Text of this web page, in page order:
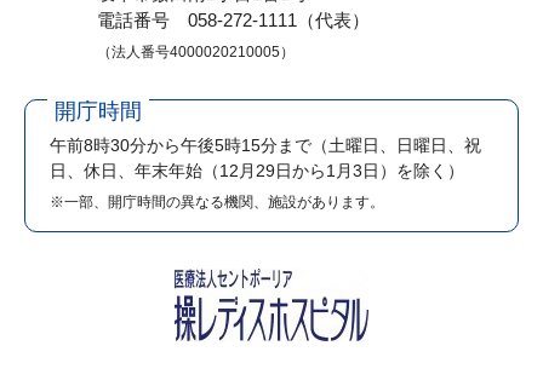
電話番号 058-272-1111（代表）
（法人番号4000020210005）
開庁時間
午前8時30分から午後5時15分まで （土曜日、日曜日、祝
日、休日、年末年始（12月29日から1月3日）を除く）
※一部、開庁時間の異なる機関、施設があります。